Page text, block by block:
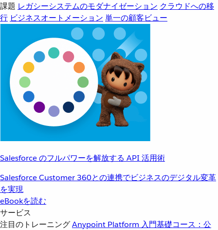
課題 レガシーシステムのモダナイゼーション クラウドへの移
行 ビジネスオートメーション 単一の顧客ビュー
Salesforce のフルパワーを解放する API 活用術
Salesforce Customer 360との連携でビジネスのデジタル変革
を実現
eBookを読む
サービス
注目のトレーニングAnypoint Platform 入門基礎コース：公